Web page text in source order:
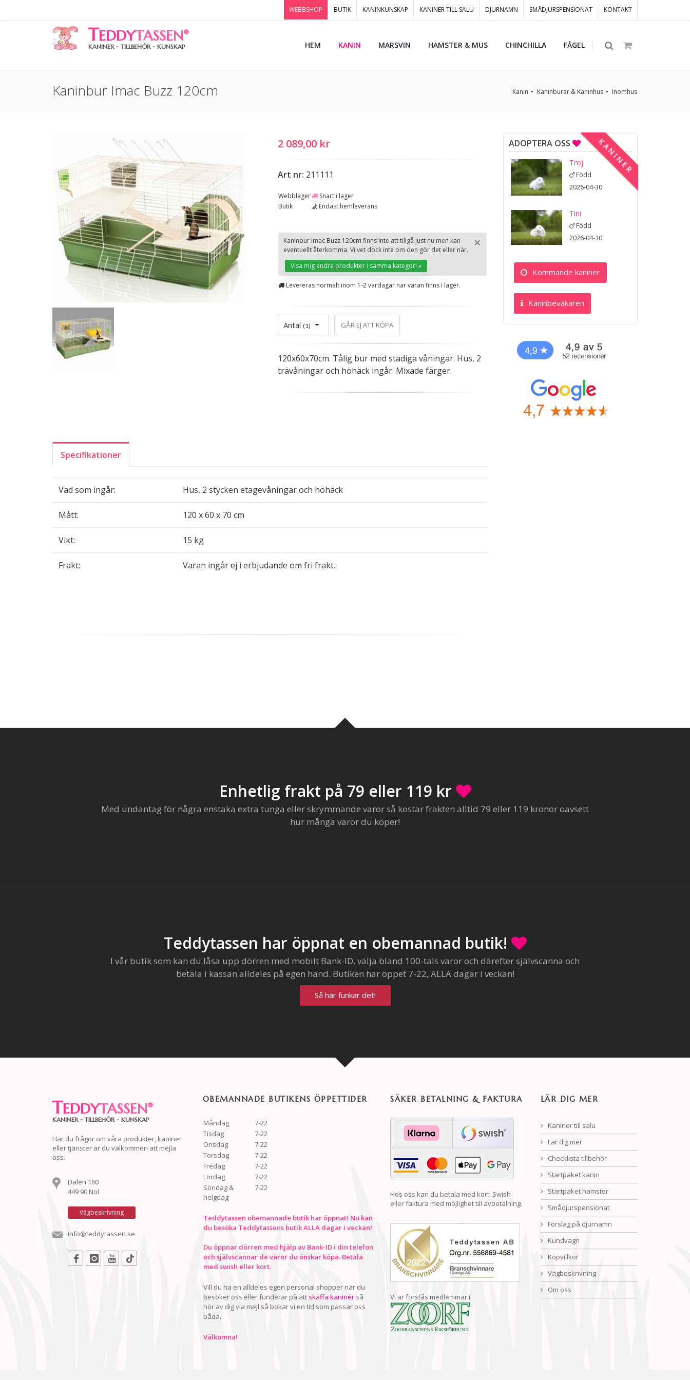
WEBBSHOP BUTIK KANINKUNSKAP KANINER TILL SALU DJURNAMN SMÅDJURSPENSIONAT KONTAKT
TEDDYTASSEN®
KANINER - TILLBEHÖR - KUNSKAP HEM KANIN MARSVIN HAMSTER & MUS CHINCHILLA FÅGEL
Kaninbur Imac Buzz 120cm Kanin Kaninburar & Kaninhus Inomhus
2 089,00 kr
Art nr: 211111
Webblager
Snart i lager
Butik
Endast hemleverans
×
Kaninbur Imac Buzz 120cm finns inte att tillgå just nu men kan
eventuellt återkomma. Vi vet dock inte om den gör det eller när.
Visa mig andra produkter i samma kategori »
Levereras normalt inom 1-2 vardagar när varan finns i lager.
Antal (1) GÅR EJ ATT KÖPA
120x60x70cm. Tålig bur med stadiga våningar. Hus, 2
trävåningar och höhäck ingår. Mixade färger.
Specifikationer
Vad som ingår: Hus, 2 stycken etagevåningar och höhäck
Mått: 120 x 60 x 70 cm
Vikt: 15 kg
Frakt: Varan ingår ej i erbjudande om fri frakt.
KANINER
ADOPTERA OSS
Troj
Född
2026-04-30
Tini
Född
2026-04-30
Kommande kaniner
Kaninbevakaren
Enhetlig frakt på 79 eller 119 kr
Med undantag för några enstaka extra tunga eller skrymmande varor så kostar frakten alltid 79 eller 119 kronor oavsett
hur många varor du köper!
Teddytassen har öppnat en obemannad butik!
I vår butik som kan du låsa upp dörren med mobilt Bank-ID, välja bland 100-tals varor och därefter självscanna och
betala i kassan alldeles på egen hand. Butiken har öppet 7-22, ALLA dagar i veckan!
Så här funkar det!
TEDDYTASSEN®
KANINER - TILLBEHÖR - KUNSKAP
Har du frågor om våra produkter, kaniner
eller tjänster är du välkommen att mejla
oss.
Dalen 160
449 90 Nol
Vägbeskrivning
info@teddytassen.se
OBEMANNADE BUTIKENS ÖPPETTIDER
Måndag
7-22
Tisdag
7-22
Onsdag
7-22
Torsdag
7-22
Fredag
7-22
Lördag
7-22
Söndag &
helgdag
7-22
Teddytassen obemannade butik har öppnat! Nu kan
du besöka Teddytassens butik ALLA dagar i veckan!
Du öppnar dörren med hjälp av Bank-ID i din telefon
och självscannar de varor du önskar köpa. Betala
med swish eller kort.
Vill du ha en alldeles egen personal shopper när du
besöker oss eller funderar på att skaffa kaninerså
hör av dig via mejl så bokar vi en tid som passar oss
båda.
Välkomna!
SÄKER BETALNING & FAKTURA
Hos oss kan du betala med kort, Swish
eller faktura med möjlighet till avbetalning.
Vi är förstås medlemmar i
LÄR DIG MER
Kaniner till salu
Lär dig mer
Checklista tillbehör
Startpaket kanin
Startpaket hamster
Smådjurspensionat
Förslag på djurnamn
Kundvagn
Köpvillkor
Vägbeskrivning
Om oss